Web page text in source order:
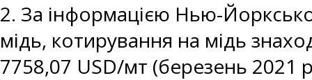
2. За інформацією Нью-
мідь, котирування на мідь
7758,07 USD/мт (березень 2021